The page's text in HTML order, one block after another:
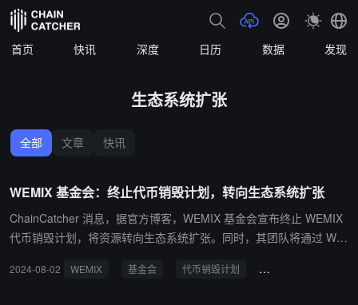
首页 快讯 深度 日历 数据 发现
生态系统扩张
全部 文章 快讯
WEMIX 基金会：终止代币销毁计划，转向生态系统扩张
ChainCatcher 消息，据官方博客，WEMIX 基金会宣布终止 WEMIX
代币销毁计划，将资源转向生态系统扩张。同时，其团队将通过 WE
的至少 4-5% 用于回购。 据悉，WEMIX 基金会曾通过多种方式实施
2024-08-02 WEMIX 基金会 代币销毁计划 生态系统扩张